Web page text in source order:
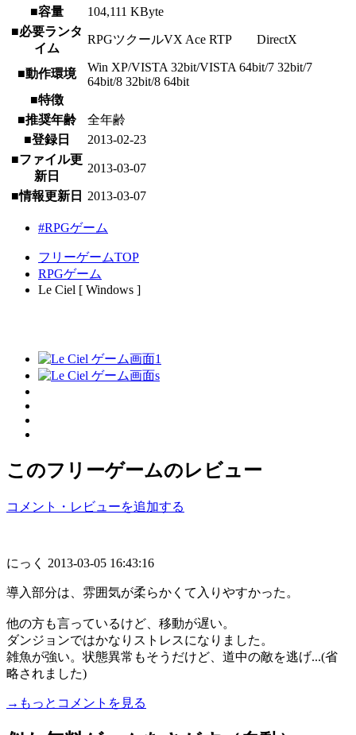
■容量
104,111 KByte
■必要ランタ
イム
RPGツクールVX Ace RTP DirectX
■動作環境
Win XP/VISTA 32bit/VISTA 64bit/7 32bit/7
64bit/8 32bit/8 64bit
■特徴
■推奨年齢
全年齢
■登録日
2013-02-23
■ファイル更
新日
2013-03-07
■情報更新日 2013-03-07
#RPGゲーム
フリーゲームTOP
RPGゲーム
Le Ciel [ Windows ]
このフリーゲームのレビュー
コメント・レビューを追加する
にっく 2013-03-05 16:43:16
導入部分は、雰囲気が柔らかくて入りやすかった。
他の方も言っているけど、移動が遅い。
ダンジョンではかなりストレスになりました。
雑魚が強い。状態異常もそうだけど、道中の敵を逃げ...(省
略されました)
→もっとコメントを見る